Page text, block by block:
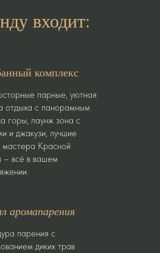
аромапарения
парения с
диких трав
парные, уютная
отдыха с панорамным
горы, лаунж зона с
и джакузи, лучшие
Красной
– всё в вашем
комплекс
входит: